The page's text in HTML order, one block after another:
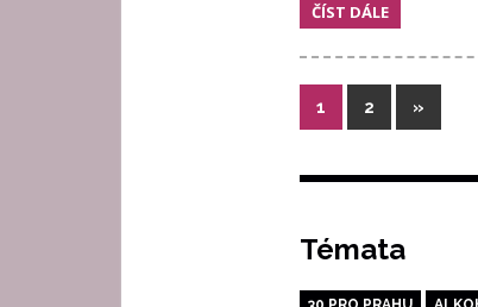
ČÍST DÁLE
Stránkování
1 2
Další
»
Témata